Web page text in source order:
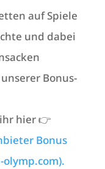
auf Spiele
und dabei
Bonus-
hier 👉
Bonus